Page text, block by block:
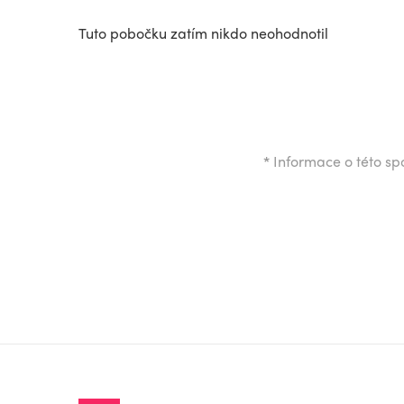
Tuto pobočku zatím nikdo neohodnotil
* Informace o této